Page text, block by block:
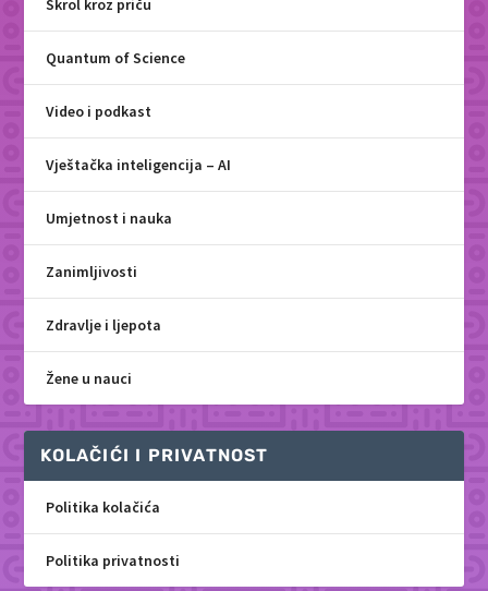
Skrol kroz priču
Quantum of Science
Video i podkast
Vještačka inteligencija – AI
Umjetnost i nauka
Zanimljivosti
Zdravlje i ljepota
Žene u nauci
KOLAČIĆI I PRIVATNOST
Politika kolačića
Politika privatnosti